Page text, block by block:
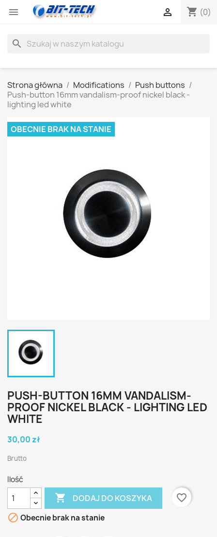
 shopping_cart (0)

search
Strona główna Modifications
Push buttons
Push-button 16mm vandalism-proof nickel black -
lighting led white
OBECNIE BRAK NA STANIE
PUSH-BUTTON 16MM VANDALISM-
PROOF NICKEL BLACK - LIGHTING LED
WHITE
30,00 zł
Brutto
Ilość
 DODAJ DO KOSZYKA
favorite_border
 Obecnie brak na stanie